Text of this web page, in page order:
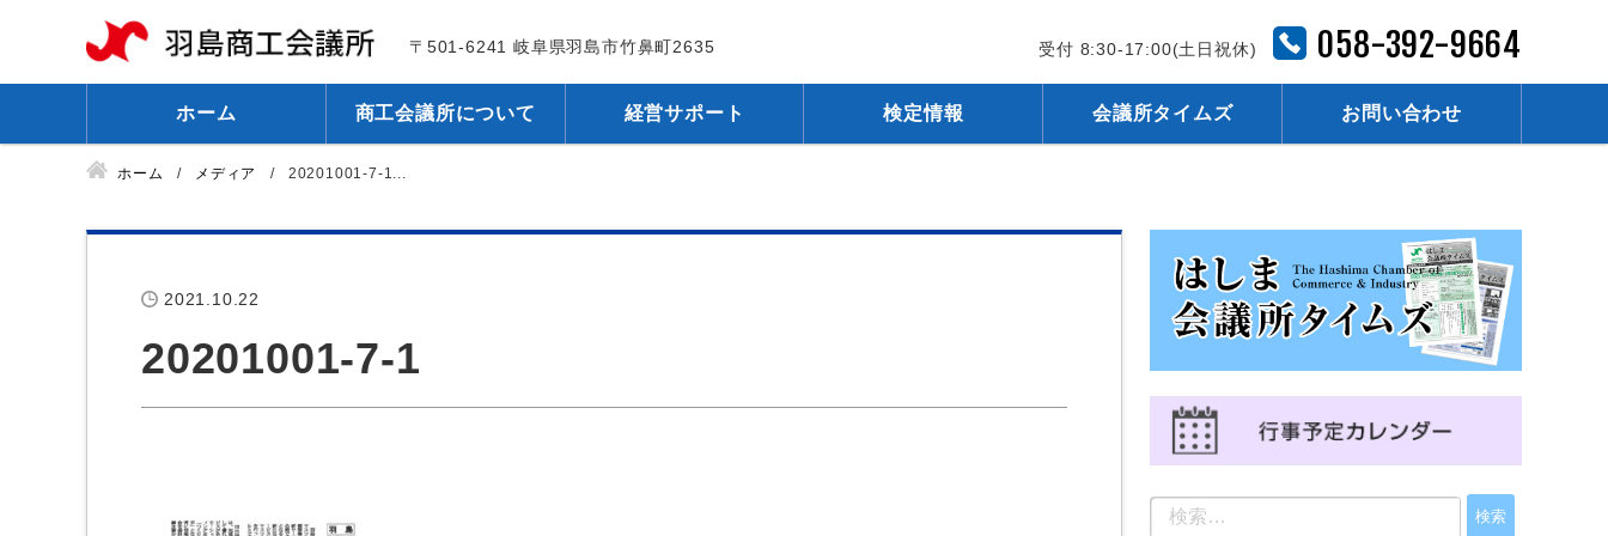
〒501-6241 岐阜県羽島市竹鼻町2635 受付 8:30-17:00(土日祝休) 058-392-9664
ホーム 商工会議所について 経営サポート 検定情報 会議所タイムズ お問い合わせ
ホーム メディア 20201001-7-1...
2021.10.22
20201001-7-1